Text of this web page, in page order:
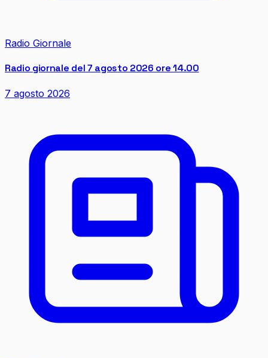
Radio Giornale
Radio giornale del 7 agosto 2026 ore 14.00
7 agosto 2026